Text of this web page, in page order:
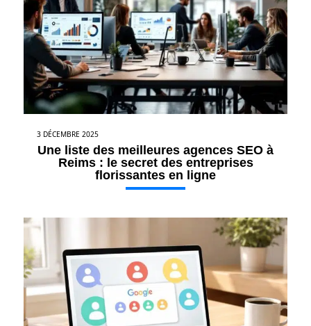
3 DÉCEMBRE 2025
Une liste des meilleures agences SEO à
Reims : le secret des entreprises
florissantes en ligne